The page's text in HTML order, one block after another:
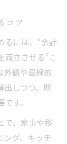
ン住宅
ポイント
コツ
るには、“余計
両立させる”こ
外観や直線的
出しつつ、断
す。
で、家事や移
ング、キッチ